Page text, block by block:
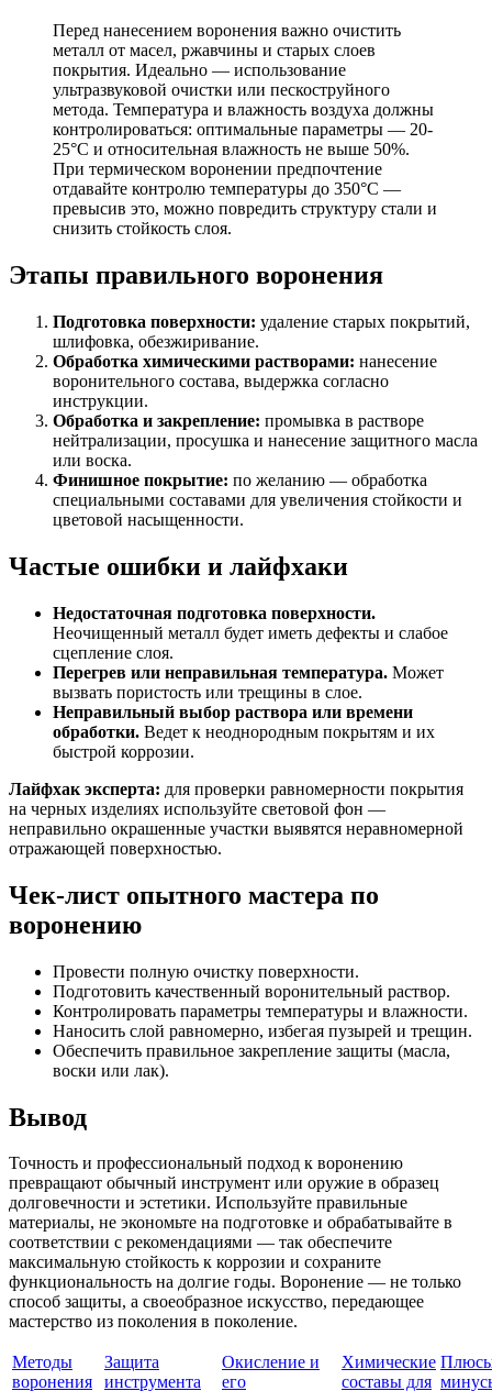
Перед нанесением воронения важно очистить
металл от масел, ржавчины и старых слоев
покрытия. Идеально — использование
ультразвуковой очистки или пескоструйного
метода. Температура и влажность воздуха должны
контролироваться: оптимальные параметры — 20-
25°C и относительная влажность не выше 50%.
При термическом воронении предпочтение
отдавайте контролю температуры до 350°C —
превысив это, можно повредить структуру стали и
снизить стойкость слоя.
Этапы правильного воронения
Подготовка поверхности: удаление старых покрытий,
шлифовка, обезжиривание.
Обработка химическими растворами: нанесение
воронительного состава, выдержка согласно
инструкции.
Обработка и закрепление: промывка в растворе
нейтрализации, просушка и нанесение защитного масла
или воска.
Финишное покрытие: по желанию — обработка
специальными составами для увеличения стойкости и
цветовой насыщенности.
Частые ошибки и лайфхаки
Недостаточная подготовка поверхности.
Неочищенный металл будет иметь дефекты и слабое
сцепление слоя.
Перегрев или неправильная температура. Может
вызвать пористость или трещины в слое.
Неправильный выбор раствора или времени
обработки. Ведет к неоднородным покрытям и их
быстрой коррозии.
Лайфхак экспертa: для проверки равномерности покрытия
на черных изделиях используйте световой фон —
неправильно окрашенные участки выявятся неравномерной
отражающей поверхностью.
Чек-лист опытного мастера по
воронению
Провести полную очистку поверхности.
Подготовить качественный воронительный раствор.
Контролировать параметры температуры и влажности.
Наносить слой равномерно, избегая пузырей и трещин.
Обеспечить правильное закрепление защиты (масла,
воски или лак).
Вывод
Точность и профессиональный подход к воронению
превращают обычный инструмент или оружие в образец
долговечности и эстетики. Используйте правильные
материалы, не экономьте на подготовке и обрабатывайте в
соответствии с рекомендациями — так обеспечите
максимальную стойкость к коррозии и сохраните
функциональность на долгие годы. Воронение — не только
способ защиты, а своеобразное искусство, передающее
мастерство из поколения в поколение.
Методы
воронения
Защита
инструмента
Окисление и
его
Химические
составы для